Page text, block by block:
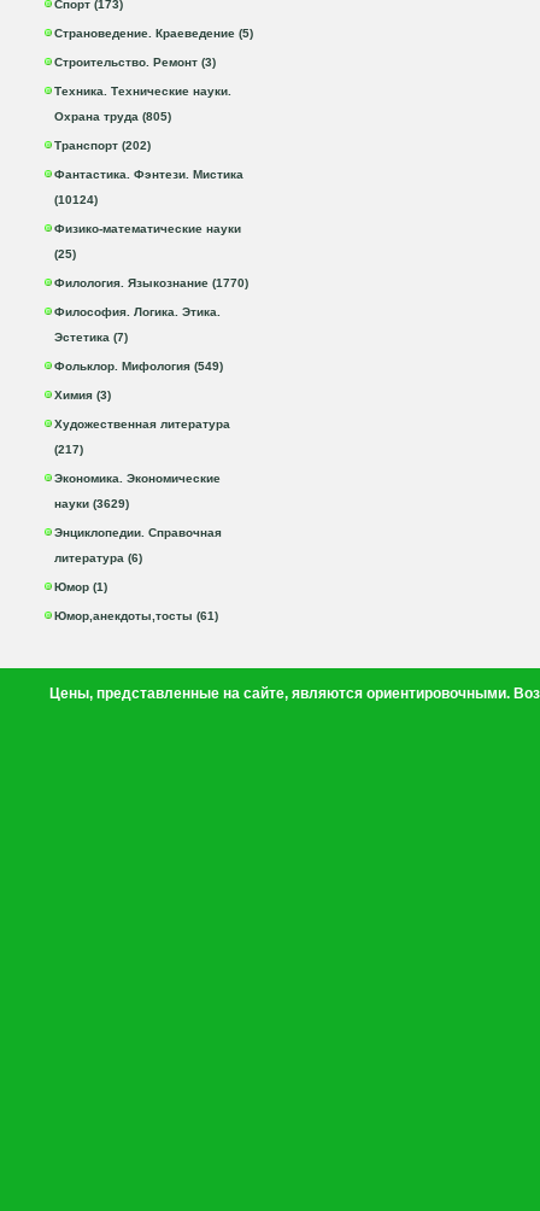
Спорт (173)
Страноведение. Краеведение (5)
Строительство. Ремонт (3)
Техника. Технические науки.
Охрана труда (805)
Транспорт (202)
Фантастика. Фэнтези. Мистика
(10124)
Физико-математические науки
(25)
Филология. Языкознание (1770)
Философия. Логика. Этика.
Эстетика (7)
Фольклор. Мифология (549)
Химия (3)
Художественная литература
(217)
Экономика. Экономические
науки (3629)
Энциклопедии. Справочная
литература (6)
Юмор (1)
Юмор,анекдоты,тосты (61)
Цены, представленные на сайте, являются ориентировочными.